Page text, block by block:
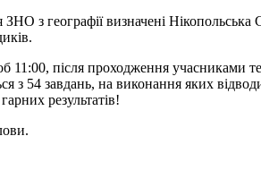
з географії визначені
11:00, після проходження учасниками
з 54 завдань, на виконання яких
результатів!